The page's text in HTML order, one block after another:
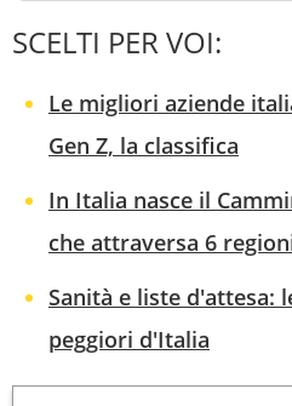
SCELTI PER VOI:
Le migliori aziende
Gen Z, la classifica
In Italia nasce il
che attraversa 6
Sanità e liste d'attesa:
peggiori d'Italia